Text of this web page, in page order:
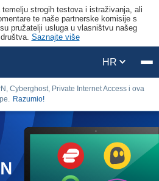
temelju strogih testova i istraživanja, ali
te naše partnerske komisije s
pružatelji usluga u vlasništvu našeg
Saznajte više
HR
Cyberghost, Private Internet Access i ova
Razumio!